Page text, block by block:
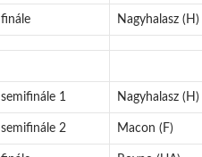
finále Nagyhalasz (H)
semifinále 1 Nagyhalasz (H)
semifinále 2 Macon (F)